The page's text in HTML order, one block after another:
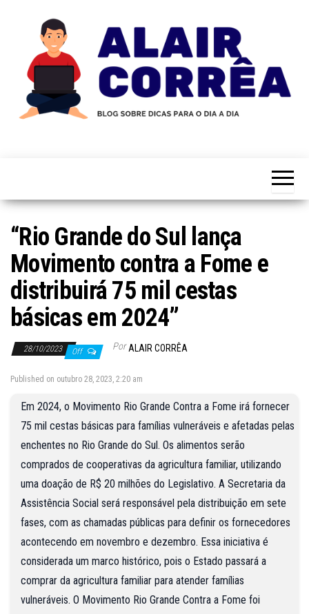
content
Corrêa
Educação e
“Rio Grande do Sul lança
Movimento contra a Fome e
distribuirá 75 mil cestas
básicas em 2024”
28/10/2023 Off Por ALAIR CORRÊA
Published on outubro 28, 2023, 2:20 am
Em 2024, o Movimento Rio Grande Contra a Fome irá fornecer
75 mil cestas básicas para famílias vulneráveis e afetadas pelas
enchentes no Rio Grande do Sul. Os alimentos serão
comprados de cooperativas da agricultura familiar, utilizando
uma doação de R$ 20 milhões do Legislativo. A Secretaria da
Assistência Social será responsável pela distribuição em sete
fases, com as chamadas públicas para definir os fornecedores
acontecendo em novembro e dezembro. Essa iniciativa é
considerada um marco histórico, pois o Estado passará a
comprar da agricultura familiar para atender famílias
vulneráveis. O Movimento Rio Grande Contra a Fome foi